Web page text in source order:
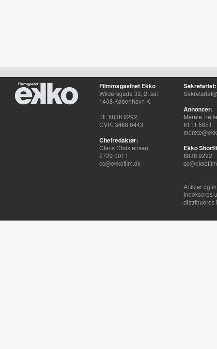
Filmmagasinet Ekko
Wildersgade 32, 2. sal
1408 København K
Tlf. 8838 9292
CVR. 3468 8443
Chefredaktør:
Claus Christensen
2729 0011
cc@ekkofilm.dk
Sekretariat:
Annoncer:
Merete
6111 5851
Ekko
8838 9292
Artikler og
indekseres
distribueres